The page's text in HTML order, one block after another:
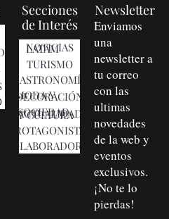
Secciones
de Interés
NOTICIAS LATAM
TURISMO
GASTRONOMÍA
MODA Y DECORACIÓN
SOCIEDAD, ACTUALIDAD Y CULTURA
PROTAGONISTAS
COLABORADORES
Newsletter
Enviamos
una
newsletter a
tu correo
con las
ultimas
novedades
de la web y
eventos
exclusivos.
¡No te lo
pierdas!